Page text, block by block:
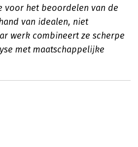
voor het beoordelen van de
van idealen, niet
werk combineert ze scherpe
met maatschappelijke